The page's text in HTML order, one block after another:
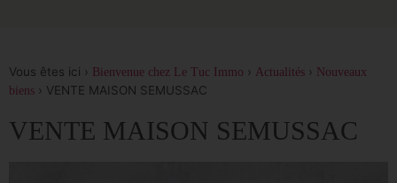
Vous êtes ici › Bienvenue chez Le Tuc Immo › Actualités › Nouveaux
biens › VENTE MAISON SEMUSSAC
VENTE MAISON SEMUSSAC